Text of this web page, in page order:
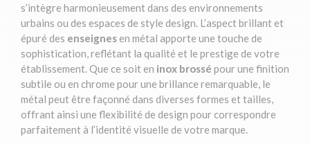
s’intègre harmonieusement dans des environnements
urbains ou des espaces de style design. L’aspect brillant et
épuré des enseignes en métal apporte une touche de
sophistication, reflétant la qualité et le prestige de votre
établissement. Que ce soit en inox brossé pour une finition
subtile ou en chrome pour une brillance remarquable, le
métal peut être façonné dans diverses formes et tailles,
offrant ainsi une flexibilité de design pour correspondre
parfaitement à l’identité visuelle de votre marque.